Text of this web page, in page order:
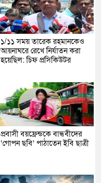
১/১১ সময় তারেক রহমানকেও
আয়নাঘরে রেখে নির্যাতন করা
হয়েছিল: চিফ প্রসিকিউটর
প্রবাসী বয়ফ্রেন্ডকে বান্ধবীদের
‘গোপন ছবি’ পাঠাতেন ইবি ছাত্রী